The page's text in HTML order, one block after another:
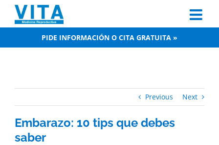
content
PIDE INFORMACIÓN O CITA GRATUITA »
Previous Next
Embarazo: 10 tips que debes
saber